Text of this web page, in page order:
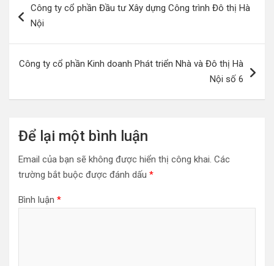
hướng
viết
Công ty cổ phần Đầu tư Xây dựng Công trình Đô thị Hà
Nội
Công ty cổ phần Kinh doanh Phát triển Nhà và Đô thị Hà
Nội số 6
Để lại một bình luận
Email của bạn sẽ không được hiển thị công khai. Các
trường bắt buộc được đánh dấu *
Bình luận *